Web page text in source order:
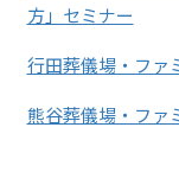
方」セミナー
行田葬儀場・ファ
熊谷葬儀場・ファ